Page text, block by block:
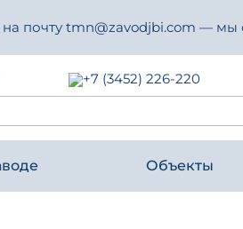
почту tmn@zavodjbi.com — мы
+7 (3452) 226-220
Объекты